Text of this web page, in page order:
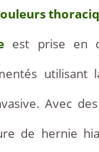
est prise en
utilisant
Avec
de hernie